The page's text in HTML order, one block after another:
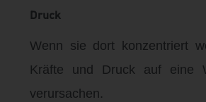
Druck
Wenn sie dort konzentriert
Kräfte und Druck auf eine
verursachen.